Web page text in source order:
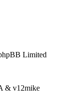
Limited
& v12mike